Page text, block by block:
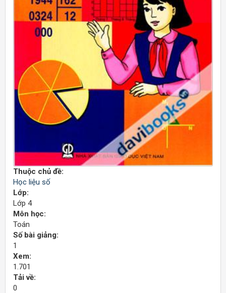
Thuộc chủ đề:
Học liệu số
Lớp:
Lớp 4
Môn học:
Toán
Số bài giảng:
1
Xem:
1.701
Tải về:
0